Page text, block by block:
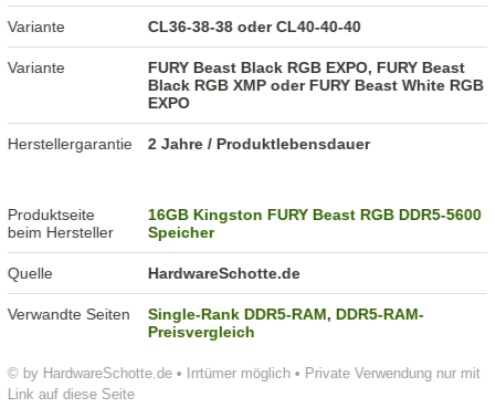
© by HardwareSchotte.de • Irrtümer möglich • Private Verwendung nur mit
Link auf diese Seite
Variante CL36-38-38 oder CL40-40-40
Variante
FURY Beast Black RGB EXPO, FURY Beast
Black RGB XMP oder FURY Beast White RGB
EXPO
Herstellergarantie 2 Jahre / Produktlebensdauer
Produktseite
beim Hersteller
16GB Kingston FURY Beast RGB DDR5-5600
Speicher
Quelle HardwareSchotte.de
Verwandte Seiten Single-Rank DDR5-RAM,DDR5-RAM-
Preisvergleich